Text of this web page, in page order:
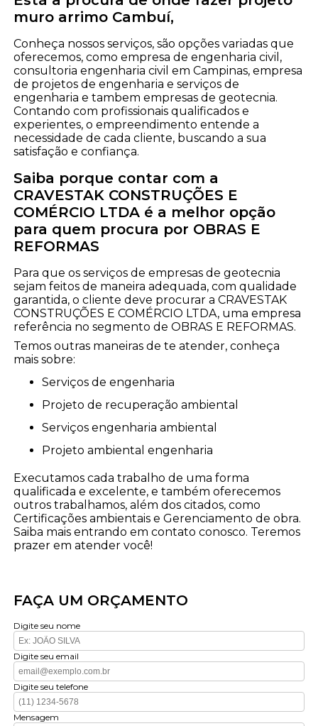
muro arrimo Cambuí,
Conheça nossos serviços, são opções variadas que
oferecemos, como empresa de engenharia civil,
consultoria engenharia civil em Campinas, empresa
de projetos de engenharia e serviços de
engenharia e tambem empresas de geotecnia.
Contando com profissionais qualificados e
experientes, o empreendimento entende a
necessidade de cada cliente, buscando a sua
satisfação e confiança.
Saiba porque contar com a
CRAVESTAK CONSTRUÇÕES E
COMÉRCIO LTDA é a melhor opção
para quem procura por OBRAS E
REFORMAS
Para que os serviços de empresas de geotecnia
sejam feitos de maneira adequada, com qualidade
garantida, o cliente deve procurar a CRAVESTAK
CONSTRUÇÕES E COMÉRCIO LTDA, uma empresa
referência no segmento de OBRAS E REFORMAS.
Temos outras maneiras de te atender, conheça
mais sobre:
serviços de engenharia
projeto de recuperação ambiental
serviços engenharia ambiental
projeto ambiental engenharia
Executamos cada trabalho de uma forma
qualificada e excelente, e também oferecemos
outros trabalhamos, além dos citados, como
Certificações ambientais e Gerenciamento de obra.
Saiba mais entrando em contato conosco. Teremos
prazer em atender você!
FAÇA UM ORÇAMENTO
Digite seu nome
Digite seu email
Digite seu telefone
Mensagem